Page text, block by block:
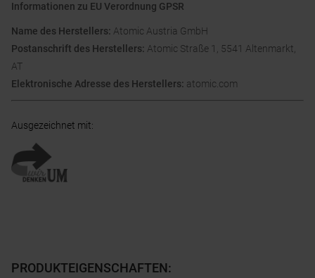
Informationen zu EU Verordnung GPSR
Name des Herstellers: Atomic Austria GmbH
Postanschrift des Herstellers: Atomic Straße 1, 5541 Altenmarkt,
AT
Elektronische Adresse des Herstellers: atomic.com
Ausgezeichnet mit:
PRODUKTEIGENSCHAFTEN: